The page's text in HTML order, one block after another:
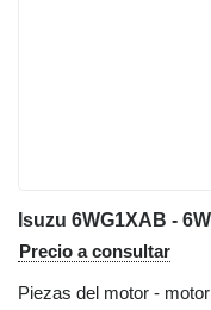
Precio a consultar
Piezas del motor - motor